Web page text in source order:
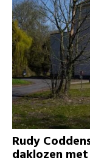
Rudy
daklozen